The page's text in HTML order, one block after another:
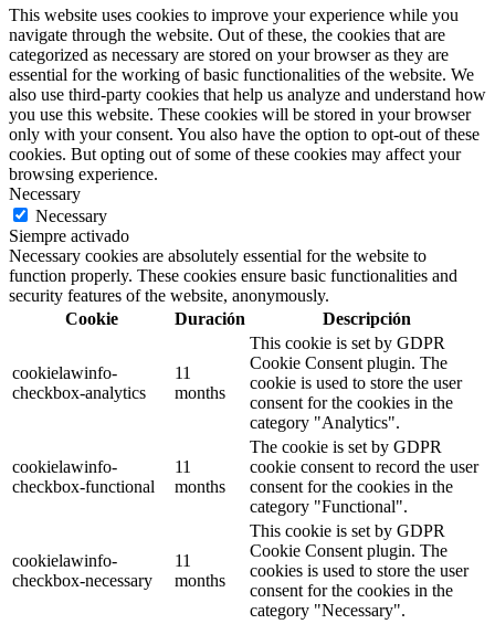
This website uses cookies to improve your experience while you
navigate through the website. Out of these, the cookies that are
categorized as necessary are stored on your browser as they are
essential for the working of basic functionalities of the website. We
also use third-party cookies that help us analyze and understand how
you use this website. These cookies will be stored in your browser
only with your consent. You also have the option to opt-out of these
cookies. But opting out of some of these cookies may affect your
browsing experience.
Necessary
Necessary
Siempre activado
Necessary cookies are absolutely essential for the website to
function properly. These cookies ensure basic functionalities and
security features of the website, anonymously.
Cookie
Duración Descripción
cookielawinfo-
checkbox-analytics
11
months
This cookie is set by GDPR
Cookie Consent plugin. The
cookie is used to store the user
consent for the cookies in the
category "Analytics".
cookielawinfo-
checkbox-functional
11
months
The cookie is set by GDPR
cookie consent to record the user
consent for the cookies in the
category "Functional".
cookielawinfo-
checkbox-necessary
11
months
This cookie is set by GDPR
Cookie Consent plugin. The
cookies is used to store the user
consent for the cookies in the
category "Necessary".